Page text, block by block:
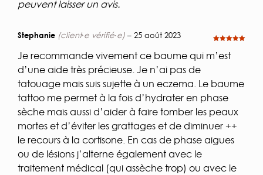
notations client
peuvent laisser un avis.
Stephanie (client·e vérifié·e) – 25 août 2023
Je recommande vivement ce baume qui m’est
d’une aide très précieuse. Je n’ai pas de
tatouage mais suis sujette à un eczema. Le baume
tattoo me permet à la fois d’hydrater en phase
sèche mais aussi d’aider à faire tomber les peaux
mortes et d’éviter les grattages et de diminuer ++
le recours à la cortisone. En cas de phase aigues
ou de lésions j’alterne également avec le
traitement médical (qui assèche trop) ou avec le